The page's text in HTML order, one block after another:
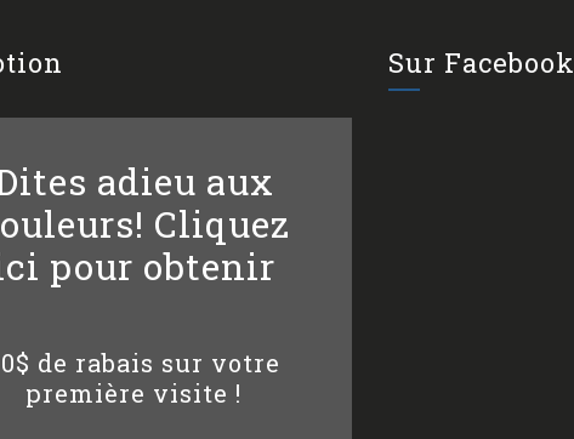
adieu aux
Cliquez
pour obtenir
de rabais sur votre
première visite !
Sur Facebook